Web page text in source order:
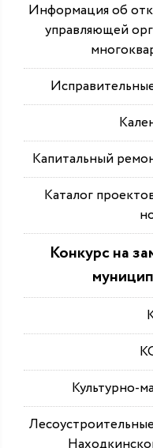
Информация об
управляющей
Капитальный
Каталог
Конкурс на
Культурно-